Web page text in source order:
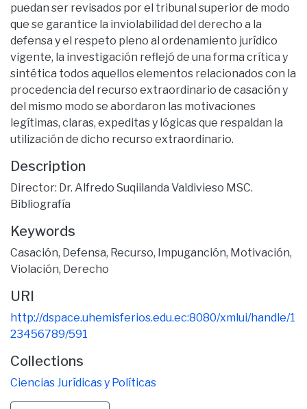
puedan ser revisados por el tribunal superior de modo
que se garantice la inviolabilidad del derecho a la
defensa y el respeto pleno al ordenamiento jurídico
vigente, la investigación reflejó de una forma crítica y
sintética todos aquellos elementos relacionados con la
procedencia del recurso extraordinario de casación y
del mismo modo se abordaron las motivaciones
legítimas, claras, expeditas y lógicas que respaldan la
utilización de dicho recurso extraordinario.
Description
Director: Dr. Alfredo Suqiilanda Valdivieso MSC.
Bibliografía
Keywords
Casación, Defensa, Recurso, Impuganción, Motivación,
Violación, Derecho
URI
http://dspace.uhemisferios.edu.ec:8080/xmlui/handle/1
23456789/591
Collections
Ciencias Jurídicas y Políticas